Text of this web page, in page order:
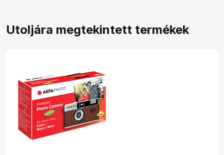
Utoljára megtekintett termékek